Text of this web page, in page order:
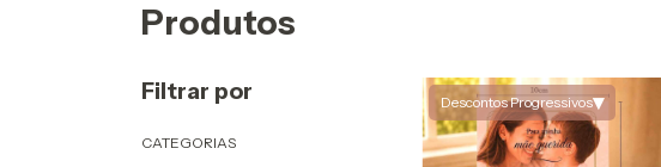
Produtos
Filtrar por
CATEGORIAS
Descontos Progressivos▾